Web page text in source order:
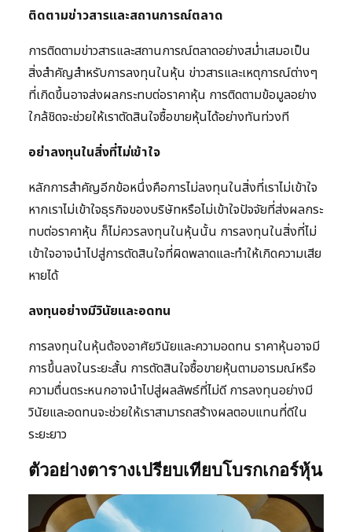
ติดตามข่าวสารและสถานการณ์ตลาด
การติดตามข่าวสารและสถานการณ์ตลาดอย่างสม่ำเสมอเป็น
สิ่งสำคัญสำหรับการลงทุนในหุ้น ข่าวสารและเหตุการณ์ต่างๆ
ที่เกิดขึ้นอาจส่งผลกระทบต่อราคาหุ้น การติดตามข้อมูลอย่าง
ใกล้ชิดจะช่วยให้เราตัดสินใจซื้อขายหุ้นได้อย่างทันท่วงที
อย่าลงทุนในสิ่งที่ไม่เข้าใจ
หลักการสำคัญอีกข้อหนึ่งคือการไม่ลงทุนในสิ่งที่เราไม่เข้าใจ
หากเราไม่เข้าใจธุรกิจของบริษัทหรือไม่เข้าใจปัจจัยที่ส่งผลกระ
ทบต่อราคาหุ้น ก็ไม่ควรลงทุนในหุ้นนั้น การลงทุนในสิ่งที่ไม่
เข้าใจอาจนำไปสู่การตัดสินใจที่ผิดพลาดและทำให้เกิดความเสีย
หายได้
ลงทุนอย่างมีวินัยและอดทน
การลงทุนในหุ้นต้องอาศัยวินัยและความอดทน ราคาหุ้นอาจมี
การขึ้นลงในระยะสั้น การตัดสินใจซื้อขายหุ้นตามอารมณ์หรือ
ความตื่นตระหนกอาจนำไปสู่ผลลัพธ์ที่ไม่ดี การลงทุนอย่างมี
วินัยและอดทนจะช่วยให้เราสามารถสร้างผลตอบแทนที่ดีใน
ระยะยาว
ตัวอย่างตารางเปรียบเทียบโบรกเกอร์หุ้น